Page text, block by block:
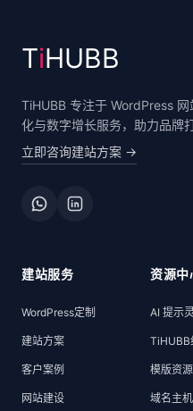
TiHUBB
TiHUBB 专注于 WordPress
化与数字增长服务，助力品牌
立即咨询建站方案 →
建站服务
WordPress定制
建站方案
客户案例
网站建设
资源中
AI 提示
TiHUBB
模版资源
域名主机